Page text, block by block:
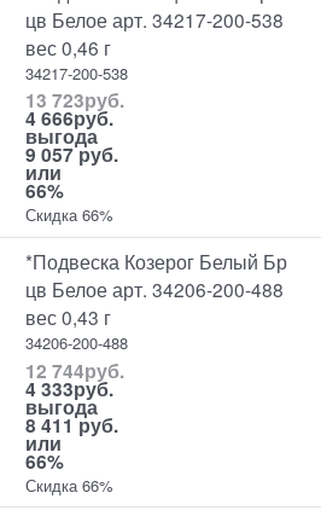
цв Белое арт. 34217-200-538
вес 0,46 г
34217-200-538
13 723руб.
4 666руб.
выгода
9 057 руб.
или
66%
Скидка 66%
*Подвеска Козерог Белый Бр
цв Белое арт. 34206-200-488
вес 0,43 г
34206-200-488
12 744руб.
4 333руб.
выгода
8 411 руб.
или
66%
Скидка 66%